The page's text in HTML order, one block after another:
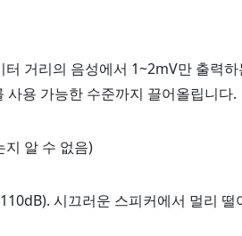
거리의 음성에서 1~2mV만 출력하
용 가능한 수준까지 끌어올립니다.
지 알 수 없음)
시끄러운 스피커에서 멀리 떨